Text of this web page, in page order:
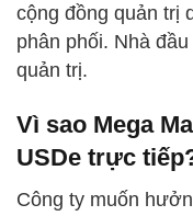
cộng đồng quản trị
phân phối. Nhà
quản trị.
Vì sao Mega
USDe trực
Công ty muốn